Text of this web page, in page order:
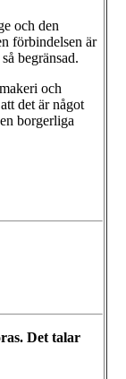
och den
förbindelsen är
begränsad.
och
det är något
borgerliga
Det talar